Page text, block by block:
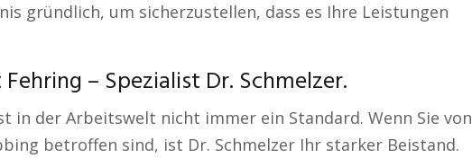
gründlich, um sicherzustellen, dass es Ihre Leistungen
– Spezialist Dr. Schmelzer.
in der Arbeitswelt nicht immer ein Standard. Wenn Sie von
betroffen sind, ist Dr. Schmelzer Ihr starker Beistand.